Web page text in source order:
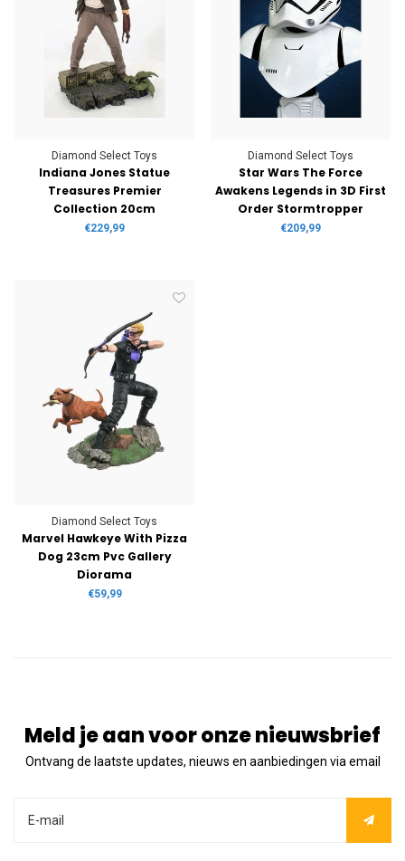
Diamond Select Toys
Indiana Jones Statue
Treasures Premier
Collection 20cm
€229,99
Diamond Select Toys
Star Wars The Force
Awakens Legends in 3D First
Order Stormtropper
Diamond Select Toys
€209,99
Diamond Select Toys
Marvel Hawkeye With Pizza
Dog 23cm Pvc Gallery
Diorama
€59,99
Meld je aan voor onze nieuwsbrief
Ontvang de laatste updates, nieuws en aanbiedingen via email